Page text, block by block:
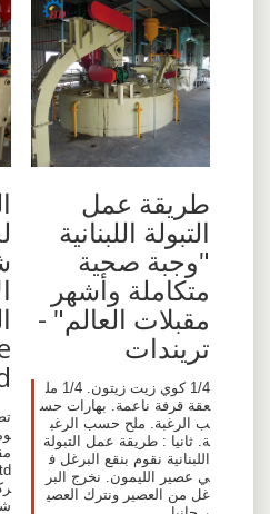
طريقة عمل
التبولة اللبنانية
"وجبة صحية
متكاملة وأشهر
مقبلات العالم" -
تريندات
1/4 كوي زيت زيتون. 1/4 مل
عقة قرفة ناعمة. بهارات حس
ب الرغبة. ملح حسب الرغب
ة. ثانيا : طريقة عمل التبولة
اللبنانية نقوم بنقع البرغل ف
ي عصير الليمون. نخرج البر
غل من العصير ونترك العصي